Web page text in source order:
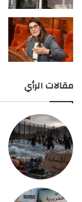
مقالات الرأي